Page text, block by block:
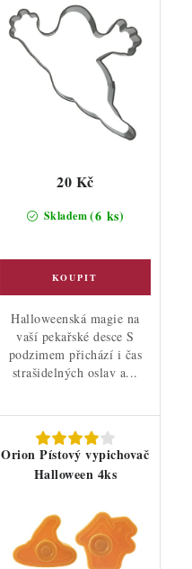
Skladem(6 ks)
20 Kč
Halloweenská magie na
vaší pekařské desce S
podzimem přichází i čas
strašidelných oslav a...
Orion Pístový vypichovač
Halloween 4ks